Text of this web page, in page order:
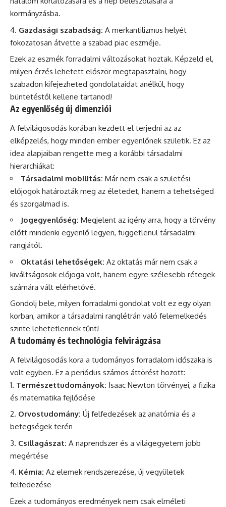
kormányzásba.
Gazdasági szabadság: A merkantilizmus helyét
fokozatosan átvette a szabad piac eszméje.
Ezek az eszmék forradalmi változásokat hoztak. Képzeld el,
milyen érzés lehetett először megtapasztalni, hogy
szabadon kifejezheted gondolataidat anélkül, hogy
büntetéstől kellene tartanod!
Az egyenlőség új dimenziói
A felvilágosodás korában kezdett el terjedni az az
elképzelés, hogy minden ember egyenlőnek születik. Ez az
idea alapjaiban rengette meg a korábbi társadalmi
hierarchiákat:
Társadalmi mobilitás: Már nem csak a születési
előjogok határozták meg az életedet, hanem a tehetséged
és szorgalmad is.
Jogegyenlőség: Megjelent az igény arra, hogy a törvény
előtt mindenki egyenlő legyen, függetlenül társadalmi
rangjától.
Oktatási lehetőségek: Az oktatás már nem csak a
kiváltságosok előjoga volt, hanem egyre szélesebb rétegek
számára vált elérhetővé.
Gondolj bele, milyen forradalmi gondolat volt ez egy olyan
korban, amikor a társadalmi ranglétrán való felemelkedés
szinte lehetetlennek tűnt!
A tudomány és technológia felvirágzása
A felvilágosodás kora a tudományos forradalom időszaka is
volt egyben. Ez a periódus számos áttörést hozott:
Természettudományok: Isaac Newton törvényei, a fizika
és matematika fejlődése
Orvostudomány: Új felfedezések az anatómia és a
betegségek terén
Csillagászat: A naprendszer és a világegyetem jobb
megértése
Kémia: Az elemek rendszerezése, új vegyületek
felfedezése
Ezek a tudományos eredmények nem csak elméleti